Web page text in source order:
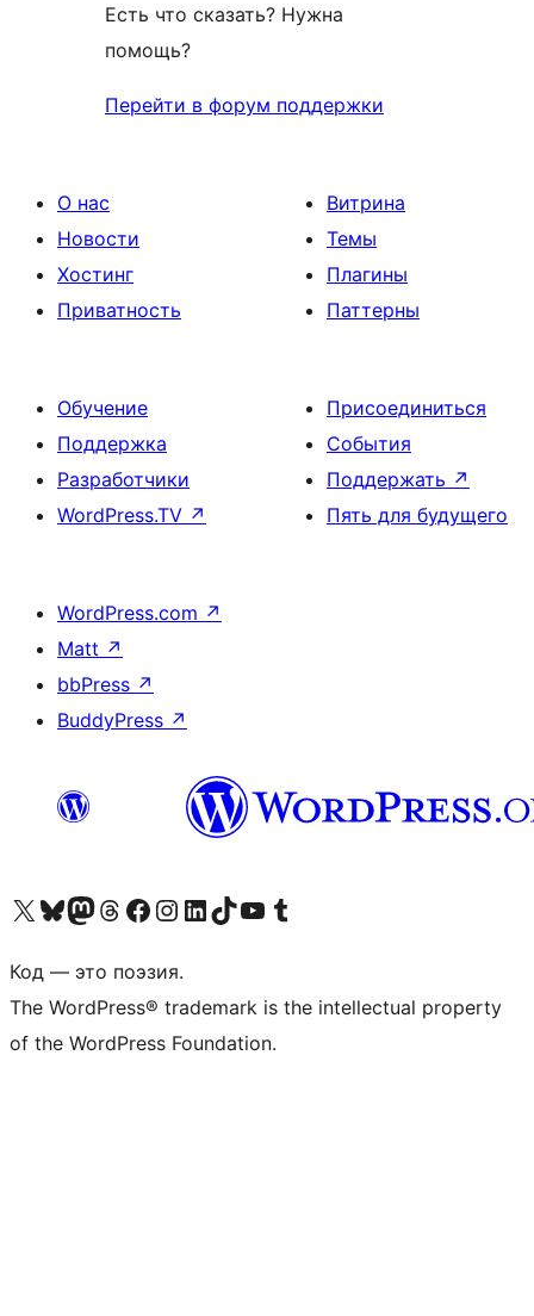
Есть что сказать? Нужна
помощь?
Перейти в форум поддержки
О нас
Новости
Хостинг
Приватность
Витрина
Темы
Плагины
Паттерны
Обучение
Поддержка
Разработчики
WordPress.TV ↗
Присоединиться
События
Поддержать ↗
Пять для будущего
WordPress.com ↗
Matt ↗
bbPress ↗
BuddyPress ↗
Посетите нас в X (ранее Twitter)
Посетите нашу учётную запись в Bluesky
Посетите нашу ленту в Mastodon
Посетите нашу учётную запись в Threads
Посетите нашу страницу на Facebook
Посетите наш Instagram
Посетите нашу страницу в LinkedIn
Посетите нашу учётную запись в TikTok
Посетите наш канал YouTube
Посетите нашу учётную запись в Tumblr
Код — это поэзия.
The WordPress® trademark is the intellectual property
of the WordPress Foundation.